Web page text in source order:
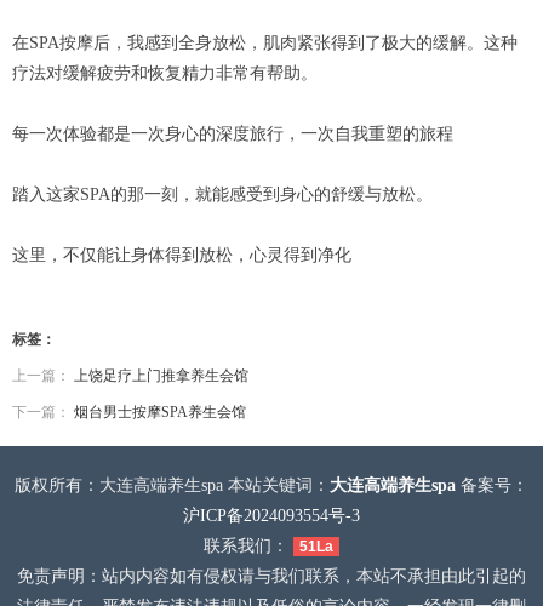
在SPA按摩后，我感到全身放松，肌肉紧张得到了极大的缓解。这种
疗法对缓解疲劳和恢复精力非常有帮助。
每一次体验都是一次身心的深度旅行，一次自我重塑的旅程
踏入这家SPA的那一刻，就能感受到身心的舒缓与放松。
这里，不仅能让身体得到放松，心灵得到净化
标签：
上一篇： 上饶足疗上门推拿养生会馆
下一篇： 烟台男士按摩SPA养生会馆
版权所有：大连高端养生spa 本站关键词： 大连高端养生spa 备案号：
沪ICP备2024093554号-3
联系我们：
51La
免责声明：站内内容如有侵权请与我们联系，本站不承担由此引起的